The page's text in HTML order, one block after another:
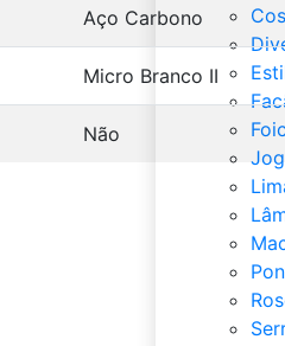
Aço Carbono
Micro Branco II
Não